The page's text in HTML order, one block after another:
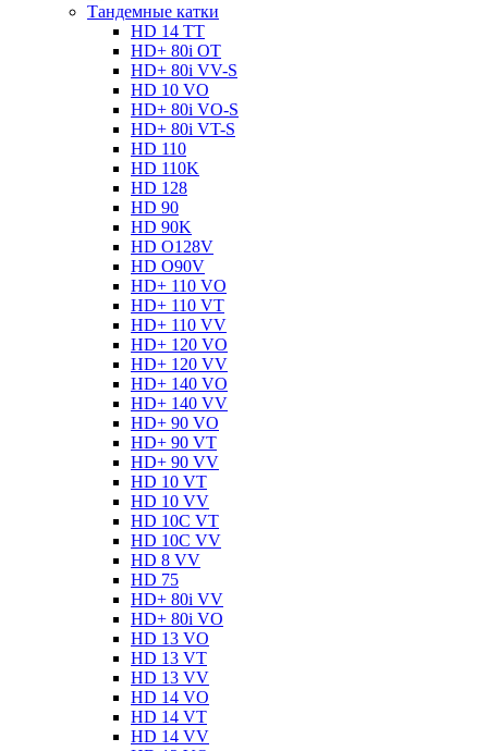
Тандемные катки
HD 14 TT
HD+ 80i OT
HD+ 80i VV-S
HD 10 VO
HD+ 80i VO-S
HD+ 80i VT-S
HD 110
HD 110K
HD 128
HD 90
HD 90K
HD O128V
HD O90V
HD+ 110 VO
HD+ 110 VT
HD+ 110 VV
HD+ 120 VO
HD+ 120 VV
HD+ 140 VO
HD+ 140 VV
HD+ 90 VO
HD+ 90 VT
HD+ 90 VV
HD 10 VT
HD 10 VV
HD 10C VT
HD 10C VV
HD 8 VV
HD 75
HD+ 80i VV
HD+ 80i VO
HD 13 VO
HD 13 VT
HD 13 VV
HD 14 VO
HD 14 VT
HD 14 VV